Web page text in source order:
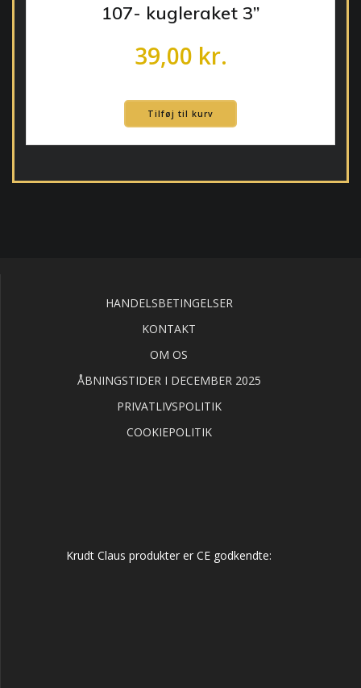
107- kugleraket 3”
39,00 kr.
Tilføj til kurv
HANDELSBETINGELSER
KONTAKT
OM OS
ÅBNINGSTIDER I DECEMBER 2025
PRIVATLIVSPOLITIK
COOKIEPOLITIK
Krudt Claus produkter er CE godkendte: